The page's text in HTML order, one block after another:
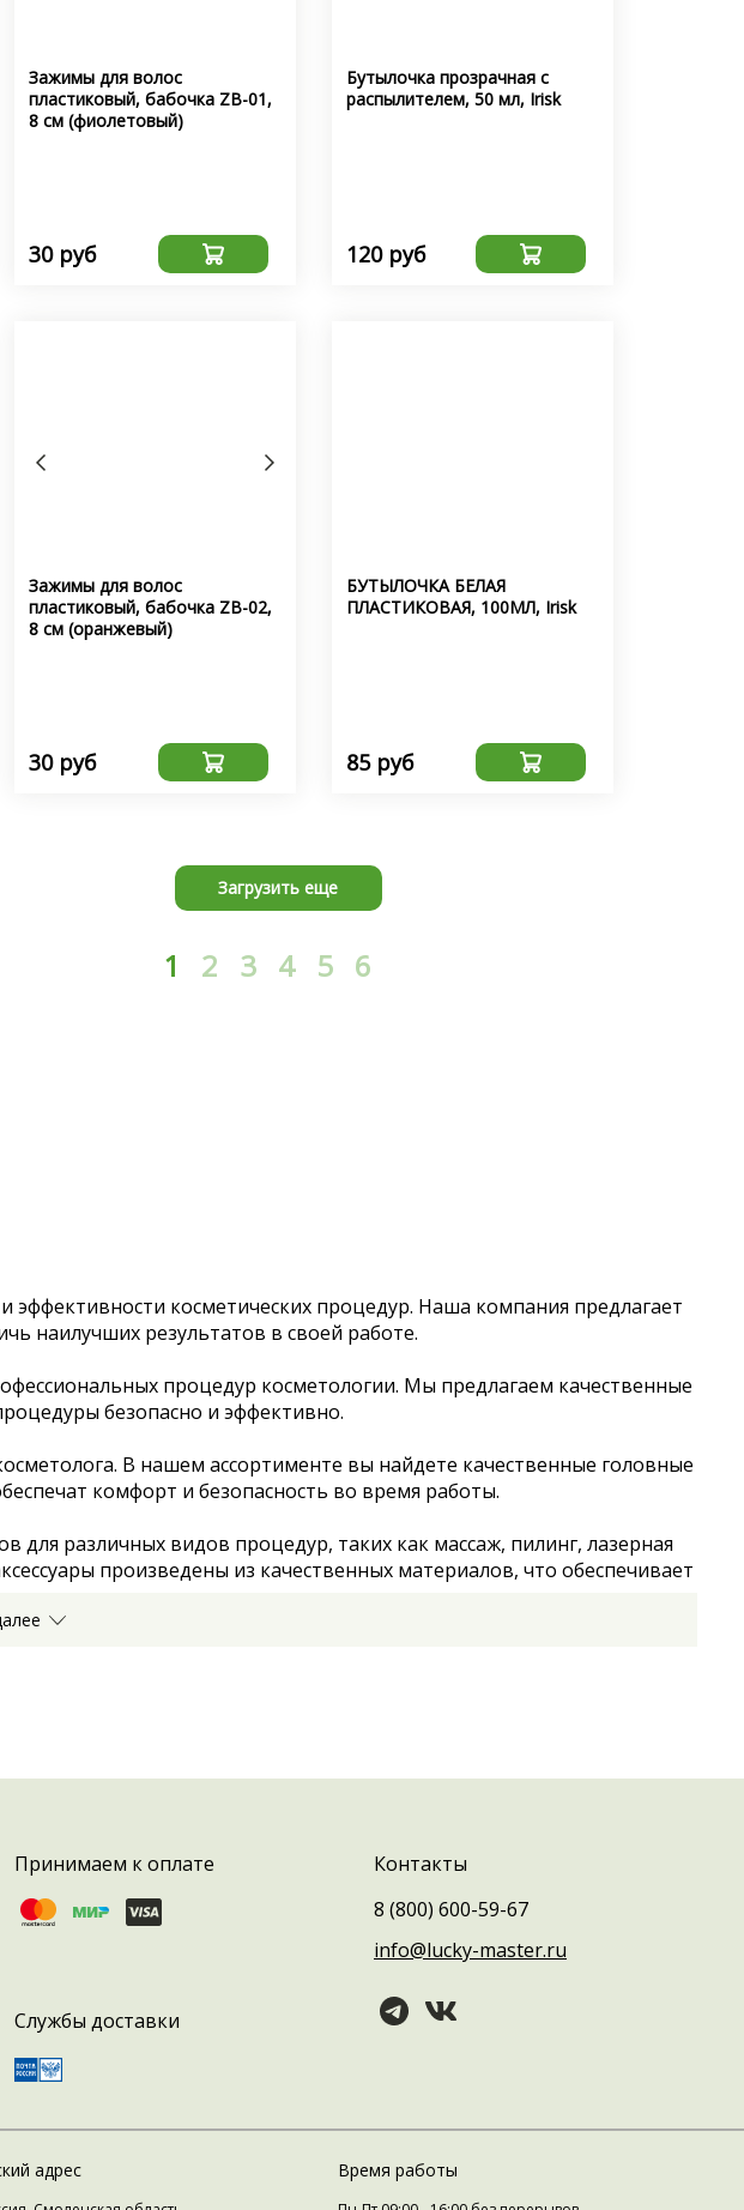
Зажимы для волос
пластиковый, бабочка ZB-01,
8 см (фиолетовый)
30 руб
Бутылочка прозрачная с
распылителем, 50 мл, Irisk
120 руб
Зажимы для волос
пластиковый, бабочка ZB-02,
8 см (оранжевый)
30 руб
БУТЫЛОЧКА БЕЛАЯ
ПЛАСТИКОВАЯ, 100МЛ, Irisk
85 руб
Загрузить еще
1 2 3 4 5 6
косметических процедур. Наша компания предлагает
наилучших результатов в своей работе.
процедур косметологии. Мы предлагаем качественные
безопасно и эффективно.
В нашем ассортименте вы найдете качественные головные
комфорт и безопасность во время работы.
различных видов процедур, таких как массаж, пилинг, лазерная
произведены из качественных материалов, что обеспечивает
Принимаем к оплате
Службы доставки
Контакты
8 (800) 600-59-67
info@lucky-master.ru
адрес Время работы